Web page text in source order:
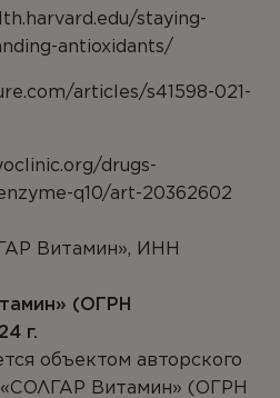
staying-
antioxidants/
articles/s41598-021-
drugs-
q10/art-20362602
Витамин», ИНН
(ОГРН
г.
объектом авторского
Витамин» (ОГРН